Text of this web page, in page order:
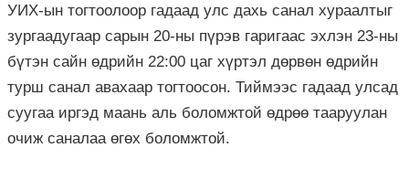
УИХ-ын тогтоолоор гадаад улс дахь санал хураалтыг
зургаадугаар сарын 20-ны пүрэв гаригаас эхлэн 23-ны
бүтэн сайн өдрийн 22:00 цаг хүртэл дөрвөн өдрийн
турш санал авахаар тогтоосон. Тиймээс гадаад улсад
суугаа иргэд маань аль боломжтой өдрөө тааруулан
очиж саналаа өгөх боломжтой.